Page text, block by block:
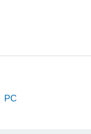
PC